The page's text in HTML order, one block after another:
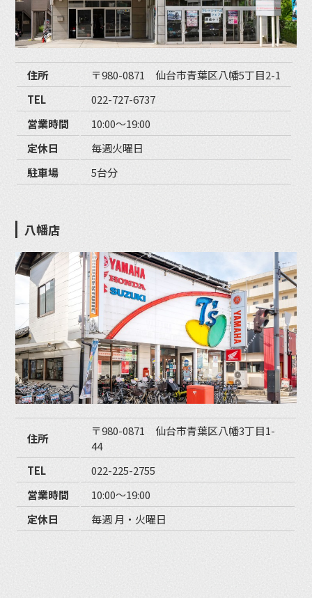
住所
〒980-0871 仙台市青葉区八幡5丁目2-1
TEL
022-727-6737
営業時間
10:00〜19:00
定休日
毎週火曜日
駐車場
5台分
八幡店
住所
〒980-0871 仙台市青葉区八幡3丁目1-
44
TEL
022-225-2755
営業時間
10:00〜19:00
定休日
毎週 月・火曜日